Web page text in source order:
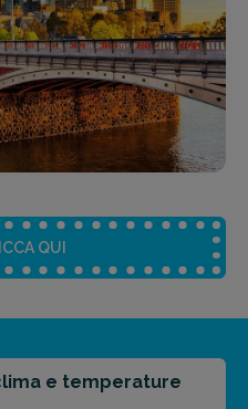
QUI
e temperature